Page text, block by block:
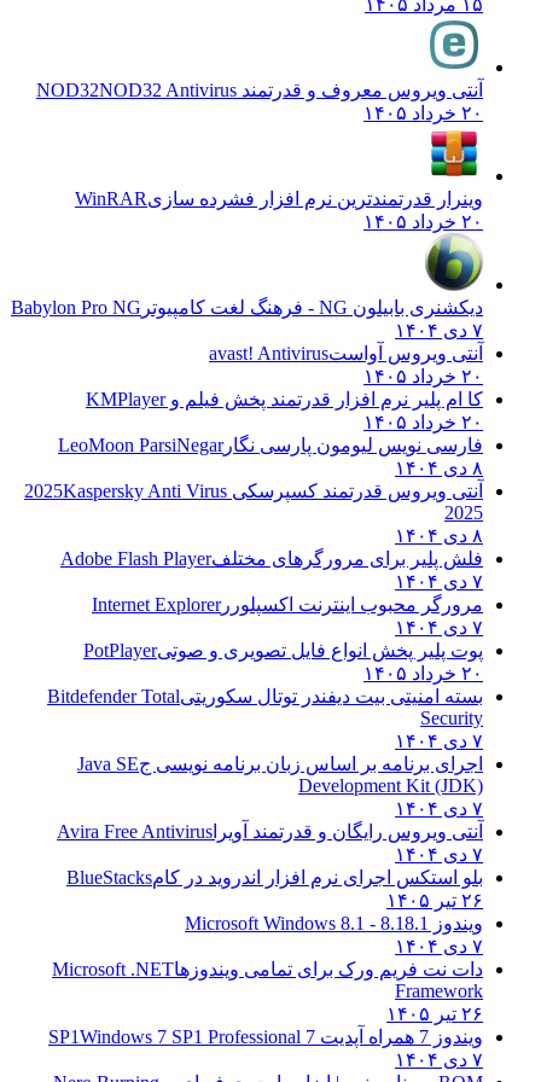
آنتی ویروس معروف و قدرتمند NOD32NOD32 Antivirus
وینرار قدرتمندترین نرم افزار فشرده سازی WinRAR
دیکشنری بابیلون NG - فرهنگ لغت کامپیوتر
Babylon Pro NG
آنتی ویروس آواست avast! Antivirus
کا ام پلیر نرم افزار قدرتمند پخش فیلم وKMPlayer
فارسی نویس لیومون پارسی نگارLeoMoon ParsiNegar
آنتی ویروس قدرتمند کسپرسکی 2025 Kaspersky Anti Virus
فلش پلیر برای مرورگرهای مختلفAdobe Flash Player
مرورگر محبوب اینترنت اکسپلوررInternet Explorer
پوت پلیر پخش انواع فایل تصویری و صوتی PotPlayer
بسته امنیتی بیت دیفندر توتال سکوریتیBitdefender Total
Security
اجرای برنامه بر اساس زبان برنامه نویسی جJava SE
Development Kit (JDK)
آنتی ویروس رایگان و قدرتمند آویراAvira Free Antivirus
بلو استکس اجرای نرم افزار اندروید در کامBlueStacks
ویندوز 8.18.1 - Microsoft Windows 8.1
دات نت فریم ورک برای تمامی ویندوزهاMicrosoft .NET
Framework
ویندوز 7 همراه آپدیت 7 SP1
Windows 7 SP1 Professional